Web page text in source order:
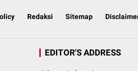
Redaksi Sitemap
EDITOR'S ADDRESS